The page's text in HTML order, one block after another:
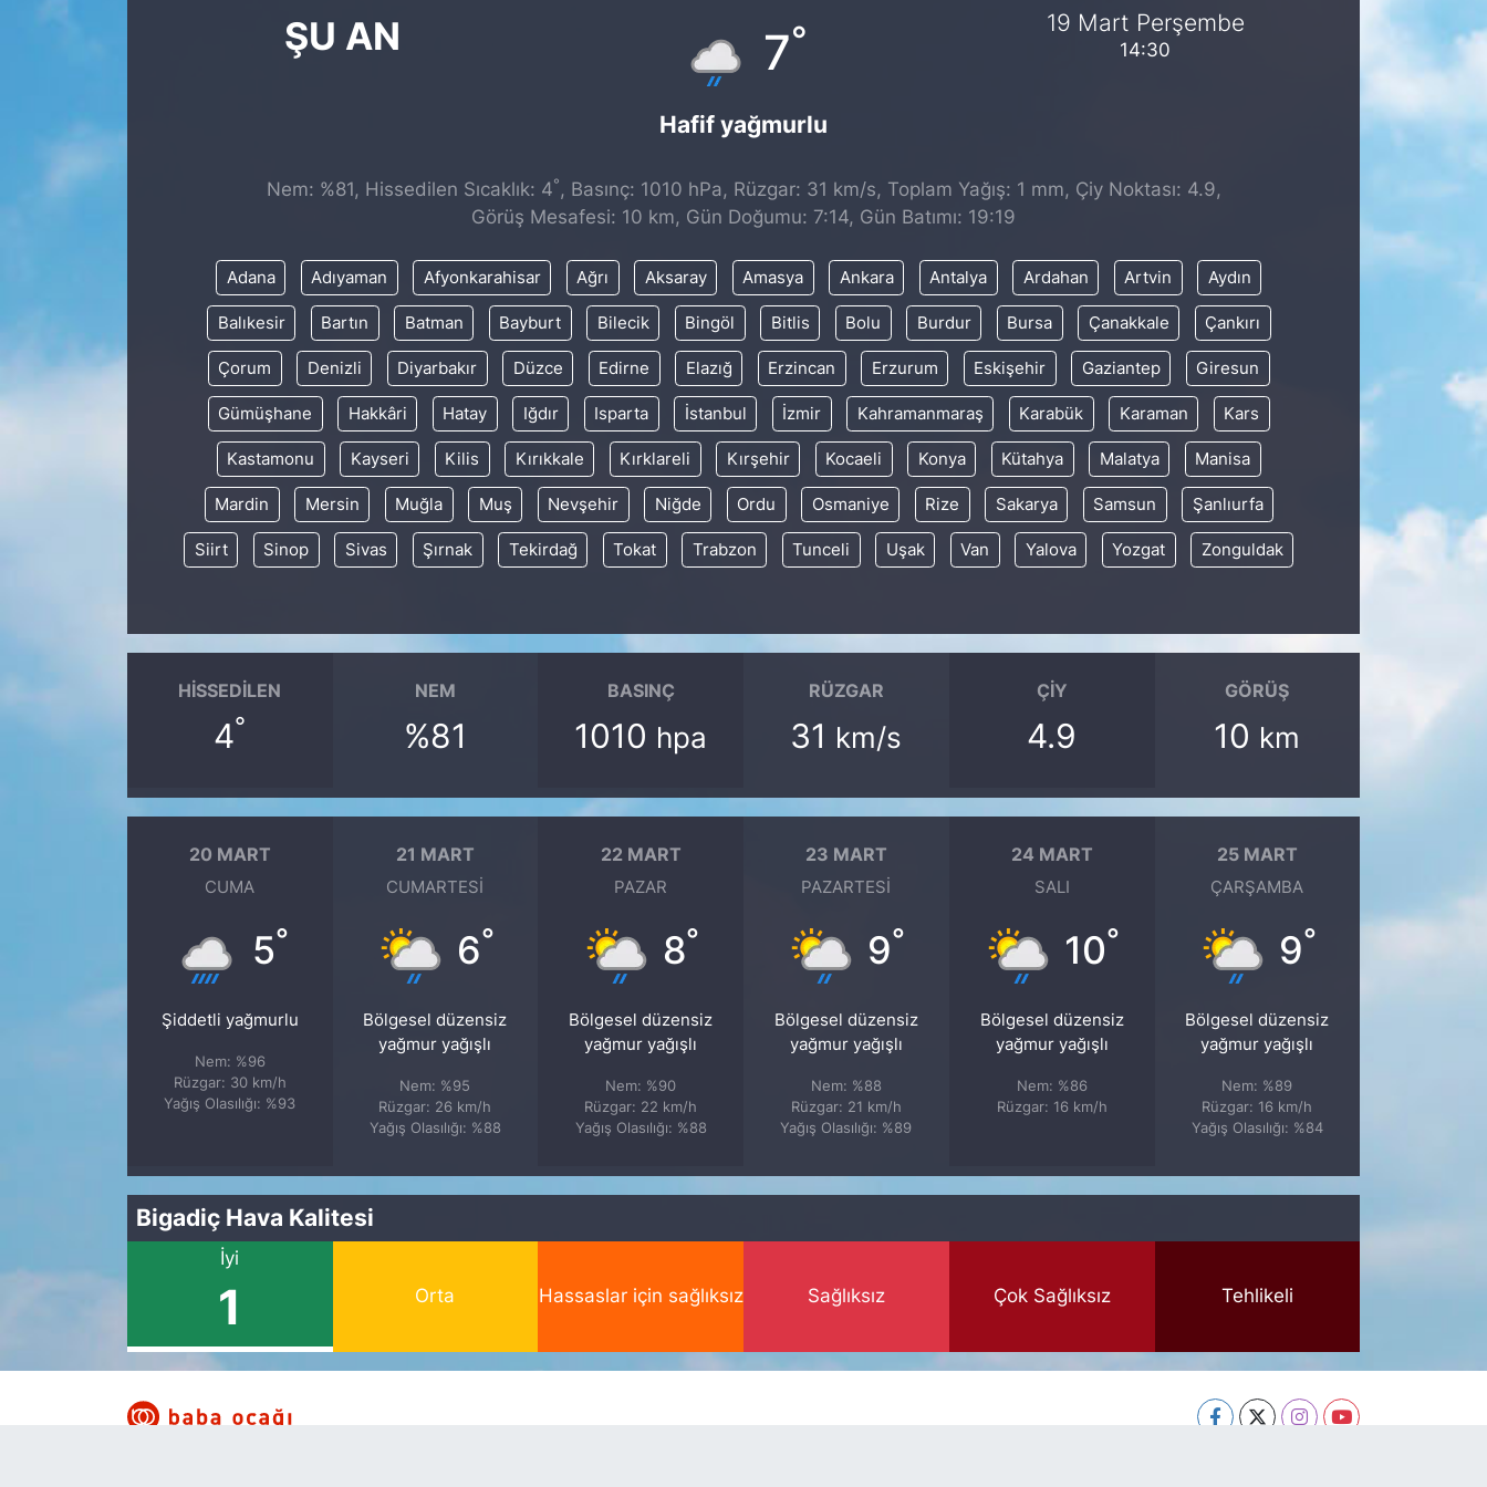
ŞU AN 7°
Hafif yağmurlu
19 Mart Perşembe
14:30
Nem: %81, Hissedilen Sıcaklık: 4°, Basınç: 1010 hPa, Rüzgar: 31 km/s, Toplam Yağış: 1 mm, Çiy Noktası: 4.9,
Görüş Mesafesi: 10 km, Gün Doğumu: 7:14, Gün Batımı: 19:19
Adana Adıyaman Afyonkarahisar Ağrı Aksaray Amasya Ankara Antalya Ardahan Artvin Aydın
Balıkesir Bartın Batman Bayburt Bilecik Bingöl Bitlis Bolu Burdur Bursa Çanakkale Çankırı
Çorum Denizli Diyarbakır Düzce Edirne Elazığ Erzincan Erzurum Eskişehir Gaziantep Giresun
Gümüşhane Hakkâri Hatay Iğdır Isparta İstanbul İzmir Kahramanmaraş Karabük Karaman Kars
Kastamonu Kayseri Kilis Kırıkkale Kırklareli Kırşehir Kocaeli Konya Kütahya Malatya Manisa
Mardin Mersin Muğla Muş Nevşehir Niğde Ordu Osmaniye Rize Sakarya Samsun Şanlıurfa
Siirt Sinop Sivas Şırnak Tekirdağ Tokat Trabzon Tunceli Uşak Van Yalova Yozgat Zonguldak
HISSEDILEN
4°
NEM
%81
BASINÇ
1010 hpa
RÜZGAR
31 km/s
ÇIY
4.9
GÖRÜŞ
10 km
20 MART
CUMA
5°
Şiddetli yağmurlu
Nem: %96
Rüzgar: 30 km/h
Yağış Olasılığı: %93
21 MART
CUMARTESI
6°
Bölgesel düzensiz
yağmur yağışlı
Nem: %95
Rüzgar: 26 km/h
Yağış Olasılığı: %88
22 MART
PAZAR
8°
Bölgesel düzensiz
yağmur yağışlı
Nem: %90
Rüzgar: 22 km/h
Yağış Olasılığı: %88
23 MART
PAZARTESI
9°
Bölgesel düzensiz
yağmur yağışlı
Nem: %88
Rüzgar: 21 km/h
Yağış Olasılığı: %89
24 MART
SALI
10°
Bölgesel düzensiz
yağmur yağışlı
Nem: %86
Rüzgar: 16 km/h
25 MART
ÇARŞAMBA
9°
Bölgesel düzensiz
yağmur yağışlı
Nem: %89
Rüzgar: 16 km/h
Yağış Olasılığı: %84
Bigadiç Hava Kalitesi
İyi
1 Orta Hassaslar için sağlıksız Sağlıksız Çok Sağlıksız Tehlikeli